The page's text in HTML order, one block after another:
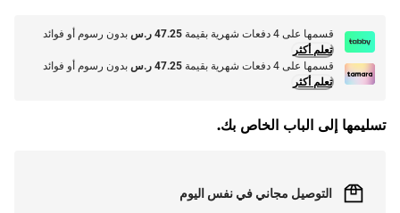
قسمها على 4 دفعات شهرية بقيمة 47.25 ر.س
بدون رسوم أو فوائد
تعلم أكثر
قسمها على 4 دفعات شهرية بقيمة
47.25 ر.س
بدون رسوم أو فوائد
تعلم أكثر
تسليمها إلى الباب الخاص بك.
التوصيل مجاني في نفس اليوم